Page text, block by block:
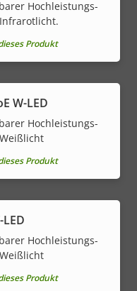
Hochleistungs-
Produkt
W-LED
Hochleistungs-
Produkt
Hochleistungs-
Produkt